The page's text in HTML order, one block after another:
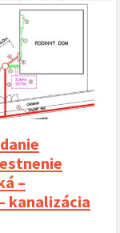
–
kanalizácia